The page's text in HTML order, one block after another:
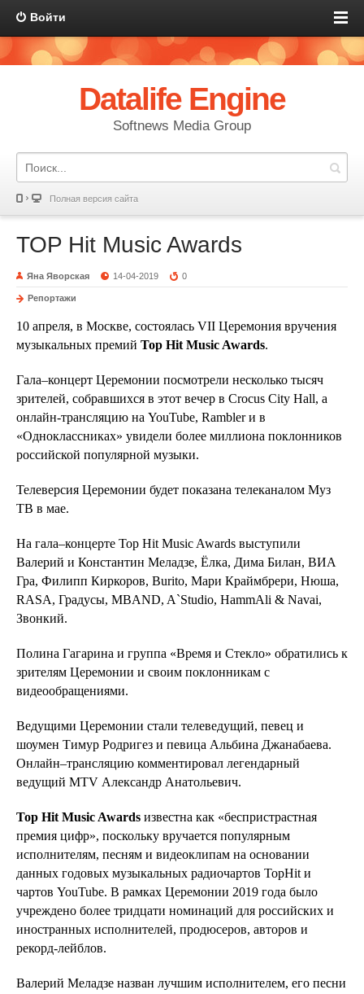
Войти
Datalife Engine
Softnews Media Group
Полная версия сайта
TOP Hit Music Awards
Яна Яворская 14-04-2019 0
Репортажи
10 апреля, в Москве, состоялась VII Церемония вручения
музыкальных премий Top Hit Music Awards.
Гала–концерт Церемонии посмотрели несколько тысяч
зрителей, собравшихся в этот вечер в Crocus City Hall, а
онлайн-трансляцию на YouTube, Rambler и в
«Одноклассниках» увидели более миллиона поклонников
российской популярной музыки.
Телеверсия Церемонии будет показана телеканалом Муз
ТВ в мае.
На гала–концерте Top Hit Music Awards выступили
Валерий и Константин Меладзе, Ёлка, Дима Билан, ВИА
Гра, Филипп Киркоров, Burito, Мари Краймбрери, Нюша,
RASA, Градусы, MBAND, A`Studio, HammAli & Navai,
Звонкий.
Полина Гагарина и группа «Время и Стекло» обратились к
зрителям Церемонии и своим поклонникам с
видеообращениями.
Ведущими Церемонии стали телеведущий, певец и
шоумен Тимур Родригез и певица Альбина Джанабаева.
Онлайн–трансляцию комментировал легендарный
ведущий MTV Александр Анатольевич.
Top Hit Music Awards известна как «беспристрастная
премия цифр», поскольку вручается популярным
исполнителям, песням и видеоклипам на основании
данных годовых музыкальных радиочартов TopHit и
чартов YouTube. В рамках Церемонии 2019 года было
учреждено более тридцати номинаций для российских и
иностранных исполнителей, продюсеров, авторов и
рекорд-лейблов.
Валерий Меладзе назван лучшим исполнителем, его песни